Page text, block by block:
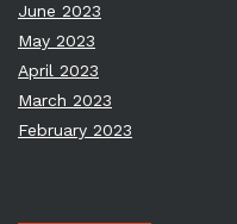
June 2023
May 2023
April 2023
March 2023
February 2023